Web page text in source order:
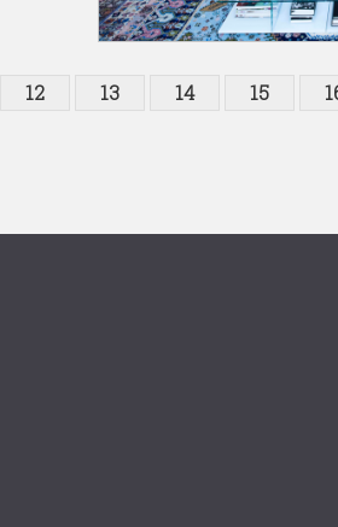
12 13 14 15